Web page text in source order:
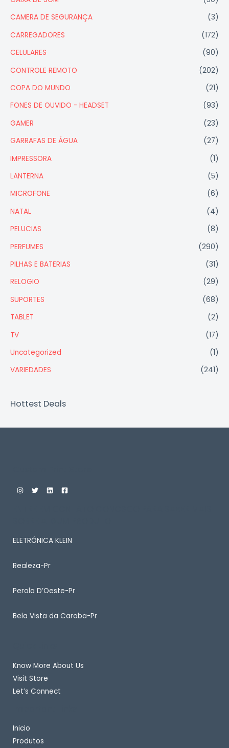
CAMERA DE SEGURANÇA
(3)
CARREGADORES
(172)
CELULARES
(90)
CONTROLE REMOTO
(202)
COPA DO MUNDO
(21)
FONES DE OUVIDO - HEADSET
(93)
GAMER
(23)
GARRAFAS DE ÁGUA
(27)
IMPRESSORA
(1)
LANTERNA
(5)
MICROFONE
(6)
NATAL
(4)
PELUCIAS
(8)
PERFUMES
(290)
PILHAS E BATERIAS
(31)
RELOGIO
(29)
SUPORTES
(68)
TABLET
(2)
TV
(17)
Uncategorized
(1)
VARIEDADES
(241)
Hottest Deals
ELETRÔNICA KLEIN
Realeza-Pr
Perola D’Oeste-Pr
Bela Vista da Caroba-Pr
Know More About Us
Visit Store
Let’s Connect
Inicio
Produtos